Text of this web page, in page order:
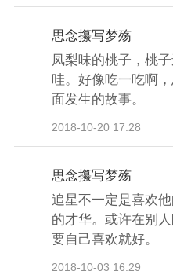
思念攥写梦殇
凤梨味的桃子，桃
哇。好像吃一吃啊
面发生的故事。
2018-10-20 17:28
思念攥写梦殇
追星不一定是喜欢
的才华。或许在别
要自己喜欢就好。
2018-10-03 16:29